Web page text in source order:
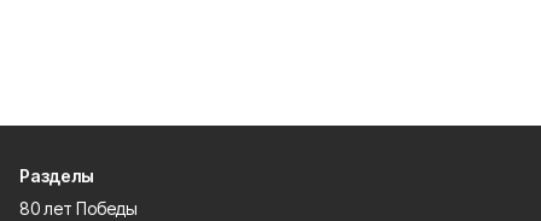
Разделы
80 лет Победы